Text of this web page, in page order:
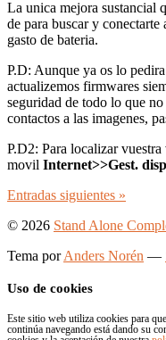
La unica mejora sustancial
de para buscar y
gasto de bateria.
P.D: Aunque ya os lo
actualizemos firmwares
seguridad de todo lo que
contactos a las imagenes,
P.D2: Para localizar
movil Internet>>Gest. disp
Entradas siguientes »
© 2026 Stand Alone
Tema porAnders Norén —
Uso de cookies
Este sitio web utiliza cookies para
continúa navegando está dando su